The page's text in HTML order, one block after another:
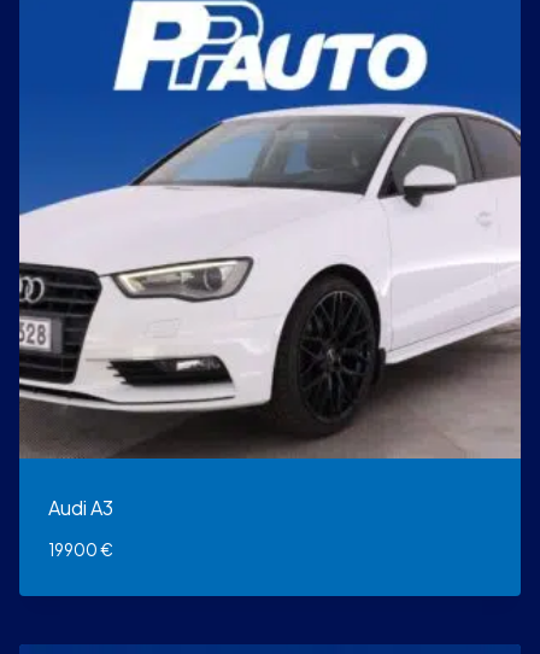
Audi A3
19900€